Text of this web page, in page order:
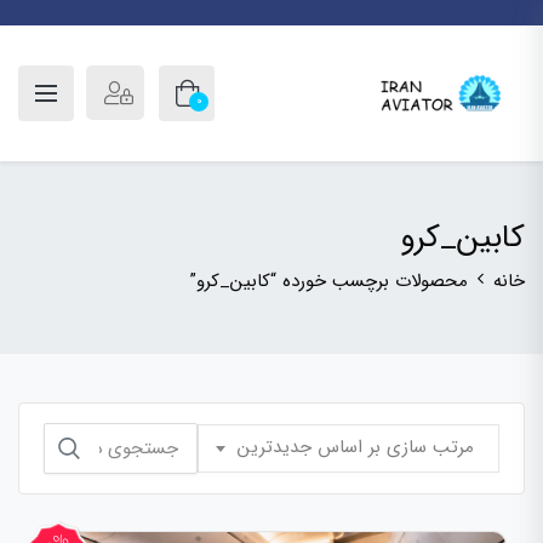
0
کابین_کرو
خانه محصولات برچسب خورده “کابین_کرو”
مرتب سازی بر اساس جدیدترین
جستجو
برای: